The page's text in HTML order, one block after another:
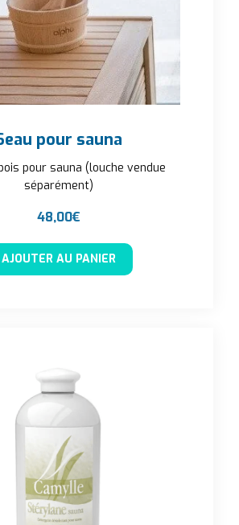
pour sauna
pour sauna (louche vendue
séparément)
48,00€
AJOUTER AU PANIER